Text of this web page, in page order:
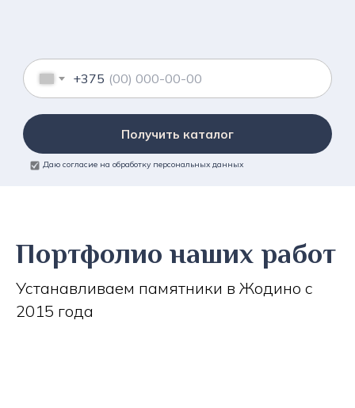
+375
Получить каталог
Даю согласие на обработку персональных данных
Портфолио наших работ
Устанавливаем памятники в Жодино с
2015 года